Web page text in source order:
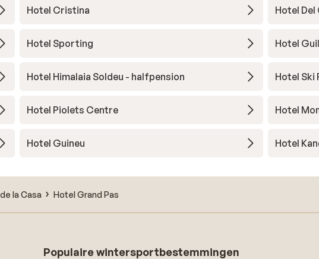
Hotel Cristina Hotel Del
Hotel Sporting Hotel
Hotel Himalaia Soldeu - halfpension Hotel Ski
Hotel Piolets Centre Hotel
Hotel Guineu Hotel
la Casa Hotel Grand Pas
Populaire wintersportbestemmingen